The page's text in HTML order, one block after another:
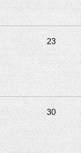
23
30